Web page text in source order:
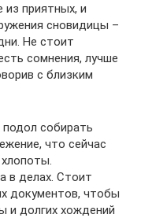
приятных, и
сновидицы –
Не стоит
сомнения, лучше
с близким
подол собирать
что сейчас
в делах. Стоит
документов, чтобы
и долгих хождений